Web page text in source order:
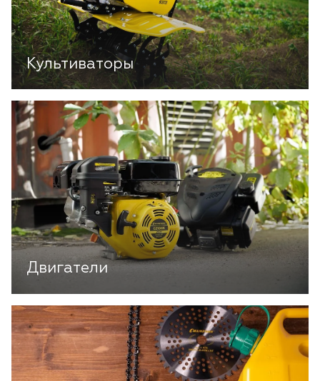
Культиваторы
Двигатели